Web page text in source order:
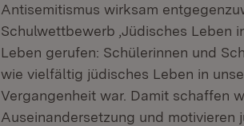
Antisemitismus wirksam
Schulwettbewerb ‚Jüdisches Leben
Leben gerufen: Schülerinnen und
wie vielfältig jüdisches Leben in
Vergangenheit war. Damit schaffen
Auseinandersetzung und motivieren